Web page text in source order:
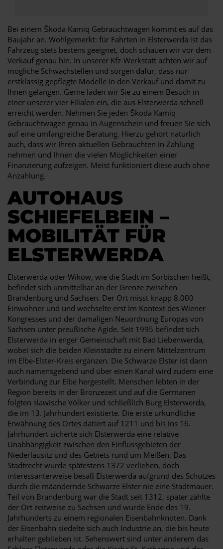
Bei einem Škoda Kamiq Gebrauchtwagen kommt es auf das
Baujahr an. Wohlgemerkt: für Fahrten in Elsterwerda ist das
Fahrzeug stets bestens geeignet, doch schauen wir vor dem
Verkauf genau hin. In unserer Kfz-Werkstatt achten wir auf
mögliche Schwachstellen und sorgen dafür, dass nur
erstklassig gepflegte Modelle in den Verkauf und damit zu
Ihnen gelangen. Gerne laden wir Sie zu einem Besuch in
einer unserer vier Filialen ein, die aus Elsterwerda schnell
erreicht werden. Nehmen Sie jeden Škoda Kamiq
Gebrauchtwagen genau in Augenschein und freuen Sie sich
auf eine umfangreiche Beratung. Hierzu gehört natürlich
auch, dass wir Ihren aktuellen Gebrauchten in Zahlung
nehmen und Ihnen die vielen Möglichkeiten einer
Finanzierung aufzeigen. Meist funktioniert diese auch ohne
Anzahlung.
AUTOHAUS
SCHIEFELBEIN –
MOBILITÄT FÜR
ELSTERWERDA
Elsterwerda oder Wikow, wie die Stadt im Sorbischen heißt,
befindet sich unmittelbar an der Grenze zwischen
Brandenburg und Sachsen. Der Ort misst knapp 8.000
Einwohner und und wechselte erst im Kontext des Wiener
Kongresses und der damaligen Neuordnung Europas von
Sachsen unter preußische Ägide. Seit 1995 befindet sich
Elsterwerda in enger Gemeinschaft mit Bad Liebenwerda,
wobei sich die beiden Kleinstädte zu einem Mittelzentrum
im Elbe-Elster-Kreis ergänzen. Die Schwarze Elster ist dann
auch namensgebend und über einen Kanal wird zudem eine
Verbindung zur Elbe hergestellt. Menschen lebten in der
Region bereits in der Bronzezeit und auf die Germanen
folgten slawische Völker und schließlich Burg Elsterwerda,
die im 13. Jahrhundert existierte. Die erste urkundliche
Erwähnung des Ortes datiert auf 1211 und bis ins 16.
Jahrhundert sicherte sich Elsterwerda eine relative
Unabhängigkeit zwischen den Einflussgebieten der
Niederlausitz und des Gebiets rund um Meißen. Das
Stadtrecht wurde spätestens 1372 verliehen, doch
interessanterweise besaß Elsterwerda aufgrund des Schutzes
durch die mäandernde Schwarze Elster nie eine Stadtmauer.
Teil von Brandenburg war die Stadt seit 1312, später zählte
der Ort zeitweise zu Sachsen und wurde Ende des 19.
Jahrhunderts zu einem regionalen Eisenbahnknoten. Dank
der Eisenbahn siedelte sich auch Industrie an, die bis heute
erhalten geblieben ist. Sehenswert sind unter anderem das